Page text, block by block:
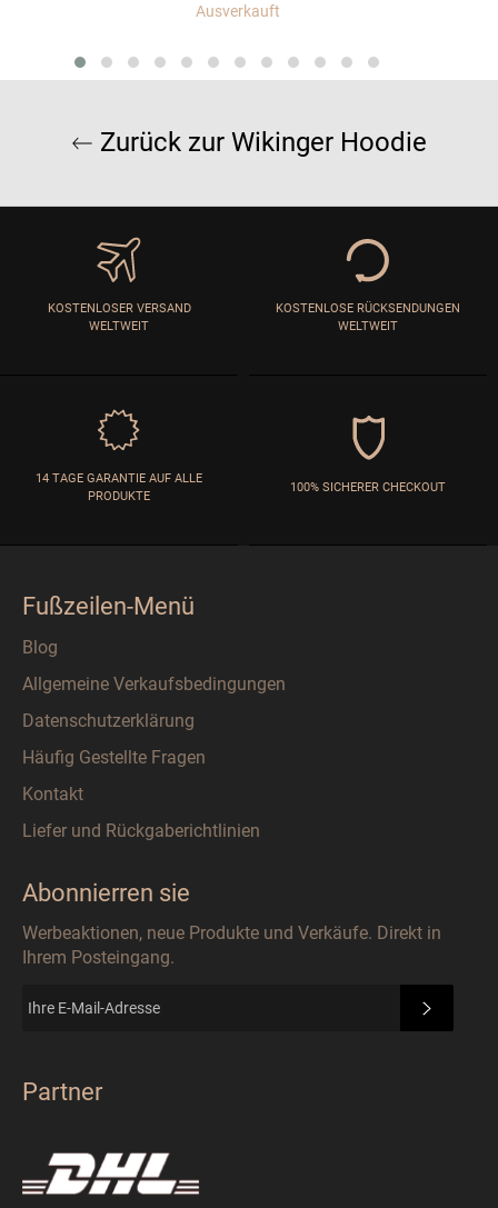
Ausverkauft
Zurück zur Wikinger Hoodie
KOSTENLOSER VERSAND
WELTWEIT
KOSTENLOSE RÜCKSENDUNGEN
WELTWEIT
14 TAGE GARANTIE AUF ALLE
PRODUKTE
100% SICHERER CHECKOUT
Fußzeilen-Menü
Blog
Allgemeine Verkaufsbedingungen
Datenschutzerklärung
Häufig Gestellte Fragen
Kontakt
Liefer und Rückgaberichtlinien
Abonnierren sie
Werbeaktionen, neue Produkte und Verkäufe. Direkt in
Ihrem Posteingang.
Partner